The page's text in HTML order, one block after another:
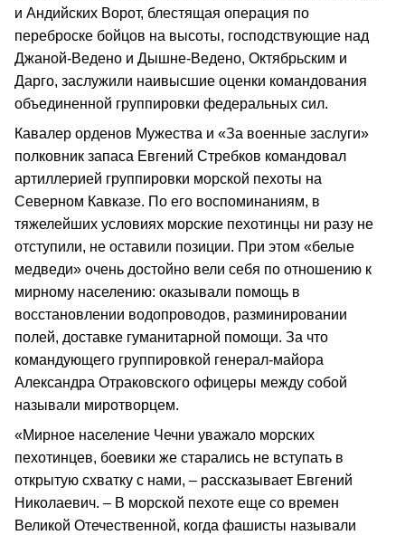
и Андийских Ворот, блестящая операция по
переброске бойцов на высоты, господствующие над
Джаной-Ведено и Дышне-Ведено, Октябрьским и
Дарго, заслужили наивысшие оценки командования
объединенной группировки федеральных сил.
Кавалер орденов Мужества и «За военные заслуги»
полковник запаса Евгений Стребков командовал
артиллерией группировки морской пехоты на
Северном Кавказе. По его воспоминаниям, в
тяжелейших условиях морские пехотинцы ни разу не
отступили, не оставили позиции. При этом «белые
медведи» очень достойно вели себя по отношению к
мирному населению: оказывали помощь в
восстановлении водопроводов, разминировании
полей, доставке гуманитарной помощи. За что
командующего группировкой генерал-майора
Александра Отраковского офицеры между собой
называли миротворцем.
«Мирное население Чечни уважало морских
пехотинцев, боевики же старались не вступать в
открытую схватку с нами, – рассказывает Евгений
Николаевич. – В морской пехоте еще со времен
Великой Отечественной, когда фашисты называли